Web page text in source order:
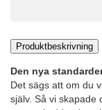
Produktbeskrivning
Den nya
Det sägs att om du
själv. Så vi skapade